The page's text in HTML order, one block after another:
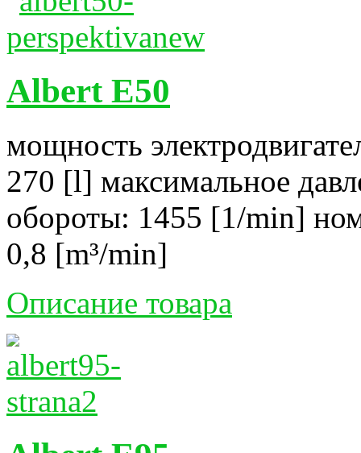
Albert E50
мощность
270 [l] максимальное
обороты: 1455 [1/min]
0,8 [m³/min]
Описание товара